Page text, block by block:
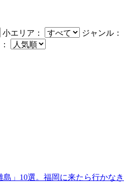
小エリア：
ジャンル：
」10選。福岡に来たら行かなき